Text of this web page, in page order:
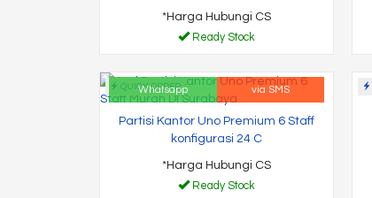
*Harga Hubungi CS
Ready Stock
QUICK ORDER
Whatsapp via SMS
Partisi Kantor Uno Premium 6 Staff
konfigurasi 24 C
*Harga Hubungi CS
Ready Stock